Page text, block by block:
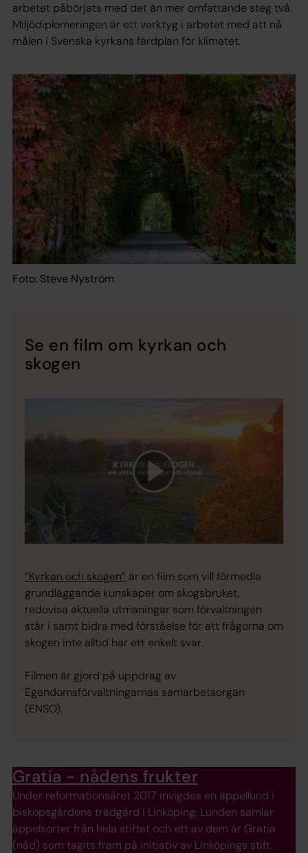
arbetet påbörjats med det än mer omfattande steg två.
Miljödiplomeringen är ett verktyg i arbetet med att nå
målen i Svenska kyrkans färdplan för klimatet.
Foto: Steve Nyström
Se en film om kyrkan och
skogen
”Kyrkan och skogen” är en film som vill förmedla
grundläggande kunskaper om skogsbruket,
redovisa aktuella utmaningar som förvaltningen
står i samt bidra med förståelse för att frågorna om
skogen inte alltid har ett enkelt svar.
Filmen är gjord på uppdrag av
Egendomsförvaltningarnas samarbetsorgan
(ENSO).
Gratia - nådens frukter
Under reformationsåret 2017 invigdes en äppellund i
biskopsgårdens trädgård i Linköping. Lunden samlar
äppelsorter från hela stiftet och ett av dem är Gratia
(nåd) som tagits fram på initiativ av Linköpings stift.